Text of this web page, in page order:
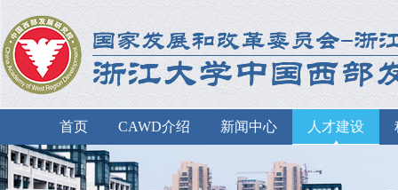
首页 CAWD介绍 新闻中心 人才建设